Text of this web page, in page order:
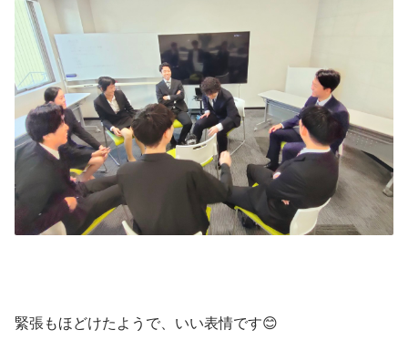
緊張もほどけたようで、いい表情です😊